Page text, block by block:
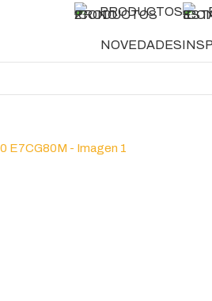
PRODUCTOS
NOVEDADES